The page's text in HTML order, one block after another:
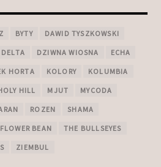
BYTY DAWID TYSZKOWSKI
DZIWNA WIOSNA ECHA
HORTA KOLORY KOLUMBIA
HILL MJUT MYCODA
ROZEN SHAMA
BEAN THE BULLSEYES
ZIEMBUL